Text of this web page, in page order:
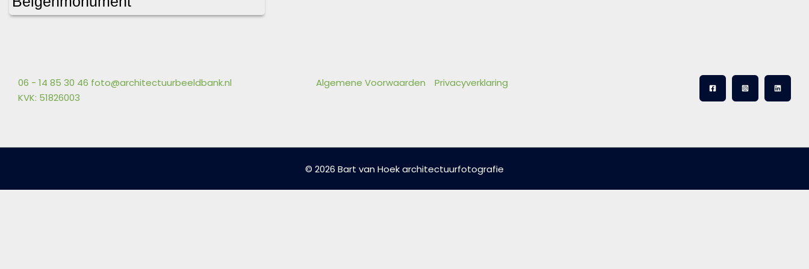
06 - 14 85 30 46 foto@architectuurbeeldbank.nl
KVK: 51826003
Algemene Voorwaarden Privacyverklaring
© 2026 Bart van Hoek architectuurfotografie